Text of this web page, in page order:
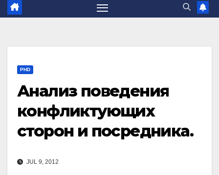
PHD
Анализ поведения
конфликтующих
сторон и посредника.
JUL 9, 2012